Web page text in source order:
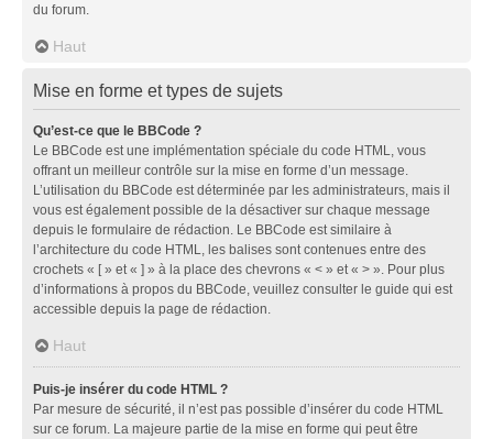
du forum.
Haut
Mise en forme et types de sujets
Qu’est-ce que le BBCode ?
Le BBCode est une implémentation spéciale du code HTML, vous
offrant un meilleur contrôle sur la mise en forme d’un message.
L’utilisation du BBCode est déterminée par les administrateurs, mais il
vous est également possible de la désactiver sur chaque message
depuis le formulaire de rédaction. Le BBCode est similaire à
l’architecture du code HTML, les balises sont contenues entre des
crochets « [ » et « ] » à la place des chevrons « < » et « > ». Pour plus
d’informations à propos du BBCode, veuillez consulter le guide qui est
accessible depuis la page de rédaction.
Haut
Puis-je insérer du code HTML ?
Par mesure de sécurité, il n’est pas possible d’insérer du code HTML
sur ce forum. La majeure partie de la mise en forme qui peut être